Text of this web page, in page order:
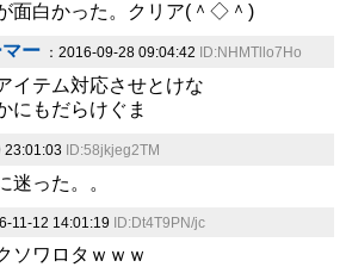
面白かった。クリア(＾◇＾)
ー ：2016-09-28 09:04:42 ID:NHMTllo7Ho
イテム対応させとけな
にもだらけぐま
23:01:03 ID:58jkjeg2TM
迷った。。
11-12 14:01:19 ID:Dt4T9PN/jc
ソワロタｗｗｗ